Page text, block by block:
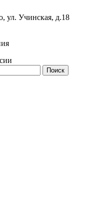
ул. Учинская, д.18